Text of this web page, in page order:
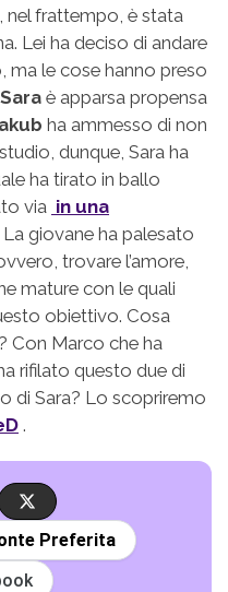
nel frattempo, è stata
Lei ha deciso di andare
ma le cose hanno preso
Sara è apparsa propensa
ha ammesso di non
dunque, Sara ha
ha tirato in ballo
via in una
La giovane ha palesato
trovare l’amore,
mature con le quali
obiettivo. Cosa
Con Marco che ha
rifilato questo due di
di Sara? Lo scopriremo
.
Preferita